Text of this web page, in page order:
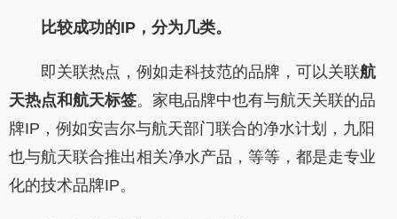
比较成功的IP，分为几类。
即关联热点，例如走科技范的品牌，可以关联航
天热点和航天标签。家电品牌中也有与航天关联的品
牌IP，例如安吉尔与航天部门联合的净水计划，九阳
也与航天联合推出相关净水产品，等等，都是走专业
化的技术品牌IP。